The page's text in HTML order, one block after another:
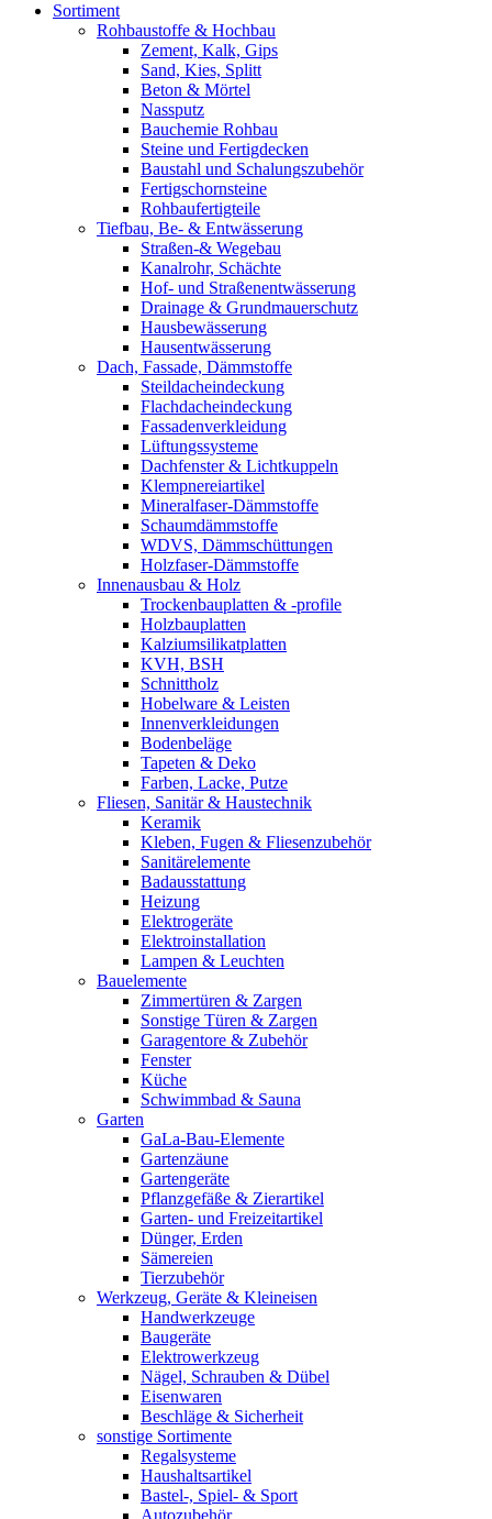
Sortiment
Rohbaustoffe & Hochbau
Zement, Kalk, Gips
Sand, Kies, Splitt
Beton & Mörtel
Nassputz
Bauchemie Rohbau
Steine und Fertigdecken
Baustahl und Schalungszubehör
Fertigschornsteine
Rohbaufertigteile
Tiefbau, Be- & Entwässerung
Straßen-& Wegebau
Kanalrohr, Schächte
Hof- und Straßenentwässerung
Drainage & Grundmauerschutz
Hausbewässerung
Hausentwässerung
Dach, Fassade, Dämmstoffe
Steildacheindeckung
Flachdacheindeckung
Fassadenverkleidung
Lüftungssysteme
Dachfenster & Lichtkuppeln
Klempnereiartikel
Mineralfaser-Dämmstoffe
Schaumdämmstoffe
WDVS, Dämmschüttungen
Holzfaser-Dämmstoffe
Innenausbau & Holz
Trockenbauplatten & -profile
Holzbauplatten
Kalziumsilikatplatten
KVH, BSH
Schnittholz
Hobelware & Leisten
Innenverkleidungen
Bodenbeläge
Tapeten & Deko
Farben, Lacke, Putze
Fliesen, Sanitär & Haustechnik
Keramik
Kleben, Fugen & Fliesenzubehör
Sanitärelemente
Badausstattung
Heizung
Elektrogeräte
Elektroinstallation
Lampen & Leuchten
Bauelemente
Zimmertüren & Zargen
Sonstige Türen & Zargen
Garagentore & Zubehör
Fenster
Küche
Schwimmbad & Sauna
Garten
GaLa-Bau-Elemente
Gartenzäune
Gartengeräte
Pflanzgefäße & Zierartikel
Garten- und Freizeitartikel
Dünger, Erden
Sämereien
Tierzubehör
Werkzeug, Geräte & Kleineisen
Handwerkzeuge
Baugeräte
Elektrowerkzeug
Nägel, Schrauben & Dübel
Eisenwaren
Beschläge & Sicherheit
sonstige Sortimente
Regalsysteme
Haushaltsartikel
Bastel-, Spiel- & Sport
Autozubehör